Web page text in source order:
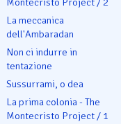
La meccanica
dell'Ambaradan
Non ci indurre in
tentazione
Sussurrami, o dea
La prima colonia - The
Montecristo Project / 1